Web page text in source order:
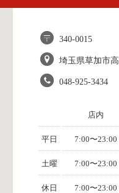
340-0015
埼玉県草加市
048-925-3434
店内
平日 7:00〜23:00
土曜 7:00〜23:00
休日 7:00〜23:00